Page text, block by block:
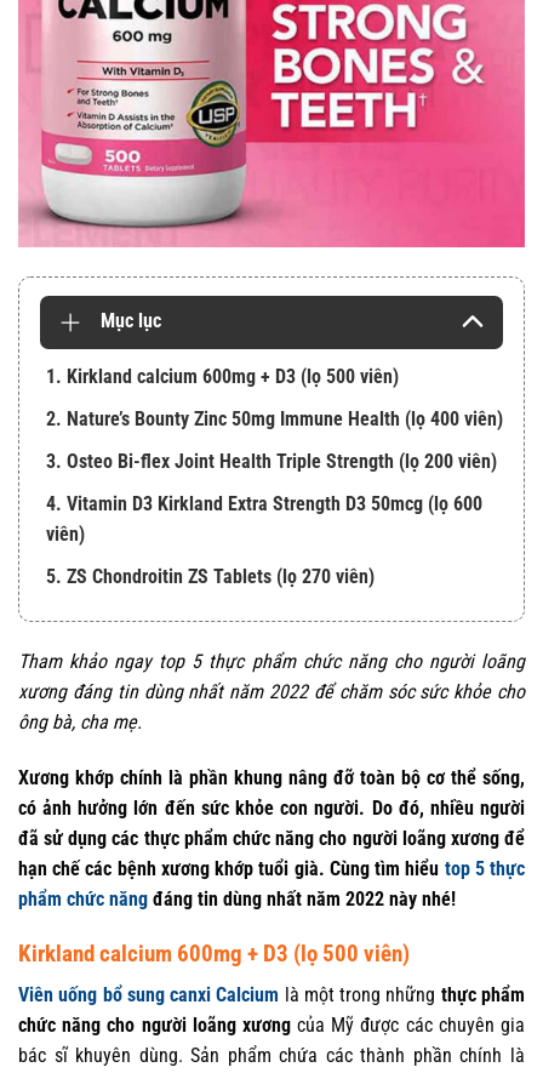
Mục lục
1. Kirkland calcium 600mg + D3 (lọ 500 viên)
2. Nature’s Bounty Zinc 50mg Immune Health (lọ 400 viên)
3. Osteo Bi-flex Joint Health Triple Strength (lọ 200 viên)
4. Vitamin D3 Kirkland Extra Strength D3 50mcg (lọ 600
viên)
5. ZS Chondroitin ZS Tablets (lọ 270 viên)
Tham khảo ngay top 5 thực phẩm chức năng cho người loãng
xương đáng tin dùng nhất năm 2022 để chăm sóc sức khỏe cho
ông bà, cha mẹ.
Xương khớp chính là phần khung nâng đỡ toàn bộ cơ thể sống,
có ảnh hưởng lớn đến sức khỏe con người. Do đó, nhiều người
đã sử dụng các thực phẩm chức năng cho người loãng xương để
hạn chế các bệnh xương khớp tuổi già. Cùng tìm hiểu top 5 thực
phẩm chức năng đáng tin dùng nhất năm 2022 này nhé!
Kirkland calcium 600mg + D3 (lọ 500 viên)
Viên uống bổ sung canxi Calcium là một trong những thực phẩm
chức năng cho người loãng xươngcủa Mỹ được các chuyên gia
bác sĩ khuyên dùng. Sản phẩm chứa các thành phần chính là